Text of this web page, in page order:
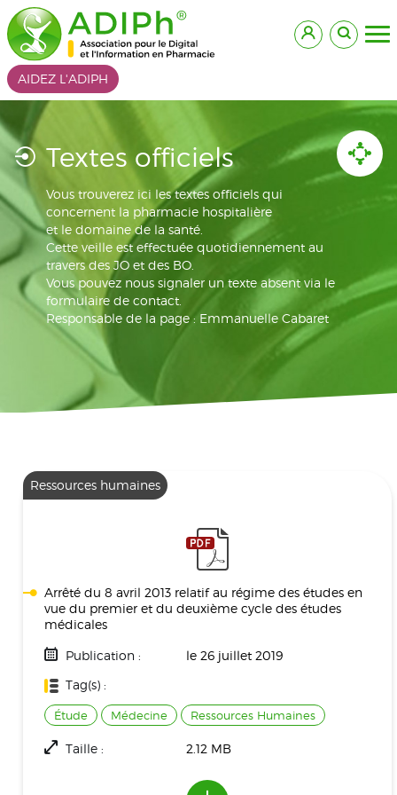
AIDEZ L'ADIPH
Textes officiels
Vous trouverez ici les textes officiels qui
concernent la pharmacie hospitalière
et le domaine de la santé.
Cette veille est effectuée quotidiennement au
travers des JO et des BO.
Vous pouvez nous signaler un texte absent via le
formulaire de contact.
Responsable de la page : Emmanuelle Cabaret
Ressources humaines
Arrêté du 8 avril 2013 relatif au régime des études en
vue du premier et du deuxième cycle des études
médicales
Publication :
le 26 juillet 2019
Tag(s) :
Étude Médecine Ressources Humaines
Taille : 2.12 MB
1063